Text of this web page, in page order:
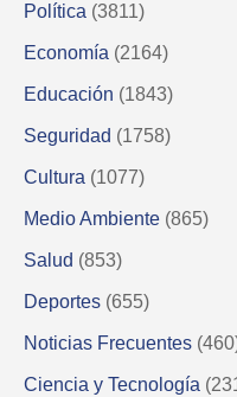
Política (3811)
Economía (2164)
Educación (1843)
Seguridad (1758)
Cultura (1077)
Medio Ambiente (865)
Salud (853)
Deportes (655)
Noticias Frecuentes
Ciencia y Tecnología